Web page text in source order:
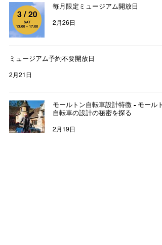
毎月限定ミュージアム開放日
2月26日
ミュージアム予約不要開放日
2月21日
モールトン自転車設計特徴 - モールト
自転車の設計の秘密を探る
2月19日